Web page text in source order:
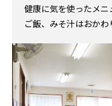
健康に気を使ったメニ
ご飯、みそ汁はおかわ